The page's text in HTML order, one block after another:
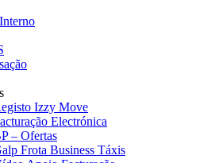
Izzy Move
Electrónica
– Ofertas
Frota Business Táxis